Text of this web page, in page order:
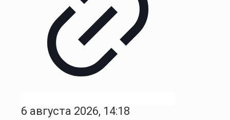
6 августа 2026, 14:18